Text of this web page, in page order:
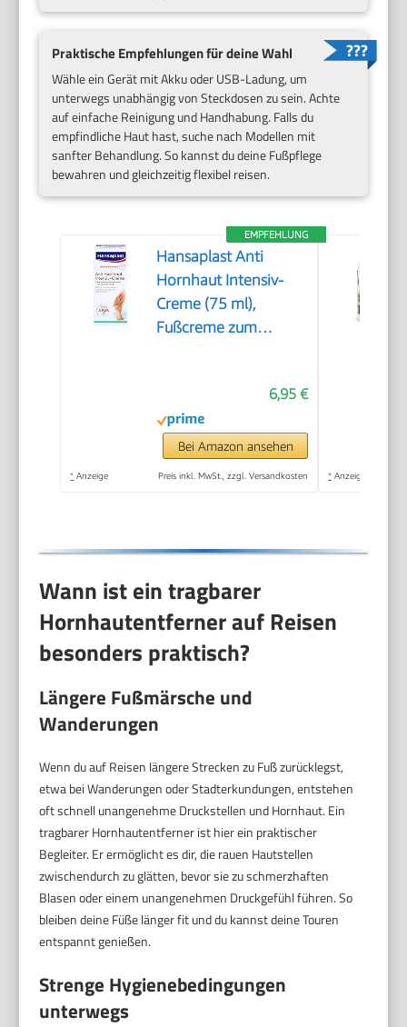
Praktische Empfehlungen für deine Wahl
Wähle ein Gerät mit Akku oder USB-Ladung, um
unterwegs unabhängig von Steckdosen zu sein. Achte
auf einfache Reinigung und Handhabung. Falls du
empfindliche Haut hast, suche nach Modellen mit
sanfter Behandlung. So kannst du deine Fußpflege
bewahren und gleichzeitig flexibel reisen.
EMPFEHLUNG
Hansaplast Anti
Hornhaut Intensiv-
Creme (75 ml),
Fußcreme zum
Hornhaut Creme
pflegt sehr trockene
Haut mit Urea
6,95 €
Bei Amazon ansehen
* Anzeige Preis inkl. MwSt., zzgl. Versandkosten * Anzeige
Wann ist ein tragbarer
Hornhautentferner auf Reisen
besonders praktisch?
Längere Fußmärsche und
Wanderungen
Wenn du auf Reisen längere Strecken zu Fuß zurücklegst,
etwa bei Wanderungen oder Stadterkundungen, entstehen
oft schnell unangenehme Druckstellen und Hornhaut. Ein
tragbarer Hornhautentferner ist hier ein praktischer
Begleiter. Er ermöglicht es dir, die rauen Hautstellen
zwischendurch zu glätten, bevor sie zu schmerzhaften
Blasen oder einem unangenehmen Druckgefühl führen. So
bleiben deine Füße länger fit und du kannst deine Touren
entspannt genießen.
Strenge Hygienebedingungen
unterwegs